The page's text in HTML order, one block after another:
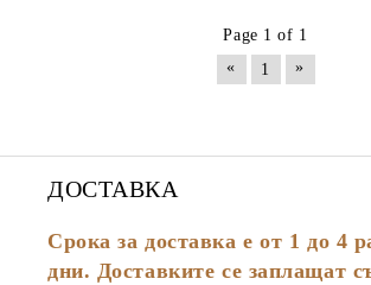
Page 1 of 1
«
1 »
ДОСТАВКА
Срока за доставка е от 1 до 4
дни. Доставките се заплащат